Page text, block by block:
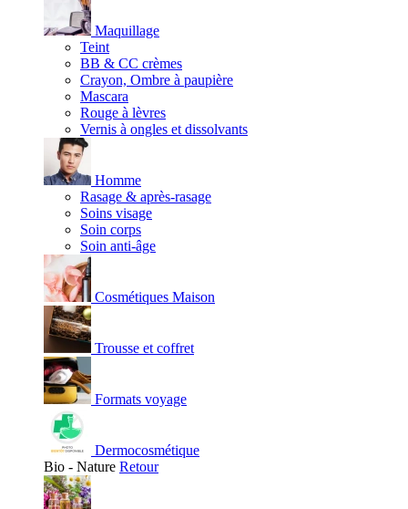
Maquillage
Teint
BB & CC crèmes
Crayon, Ombre à paupière
Mascara
Rouge à lèvres
Vernis à ongles et dissolvants
Homme
Rasage & après-rasage
Soins visage
Soin corps
Soin anti-âge
Cosmétiques Maison
Trousse et coffret
Formats voyage
Dermocosmétique
Bio - Nature Retour